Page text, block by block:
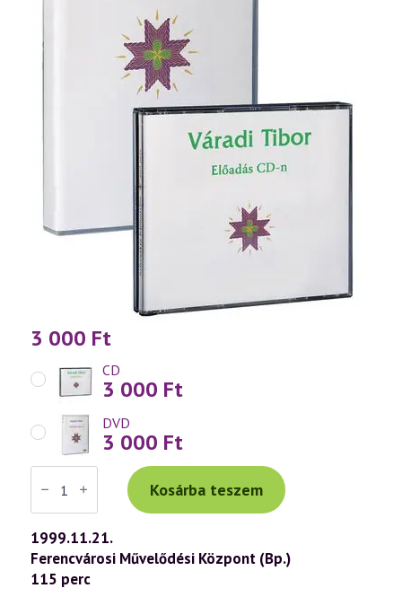
3 000 Ft
CD
3 000 Ft
DVD
3 000 Ft
Váradi
Tibor
előadás
(120)
—
Asztrológia
és
Asztroszófia
2.
Kosárba teszem
1999.11.21.
Ferencvárosi Művelődési Központ (Bp.)
115 perc